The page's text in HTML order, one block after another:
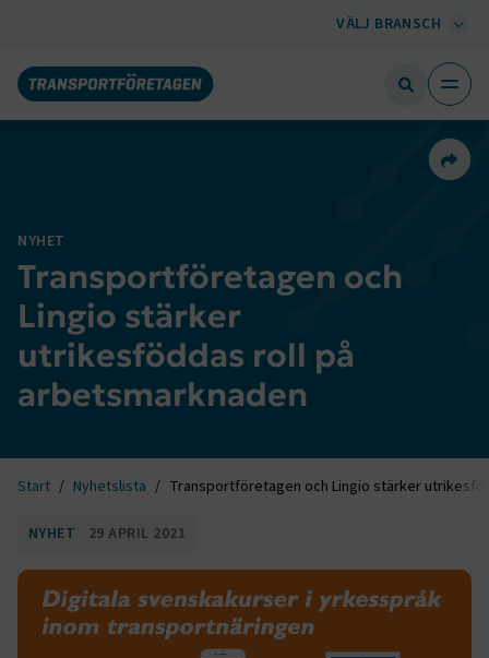
VÄLJ BRANSCH
NYHET
Transportföretagen och
Lingio stärker
utrikesföddas roll på
arbetsmarknaden
Start Nyhetslista Transportföretagen och Lingio stärker
Dela
NYHET 29 APRIL 2021